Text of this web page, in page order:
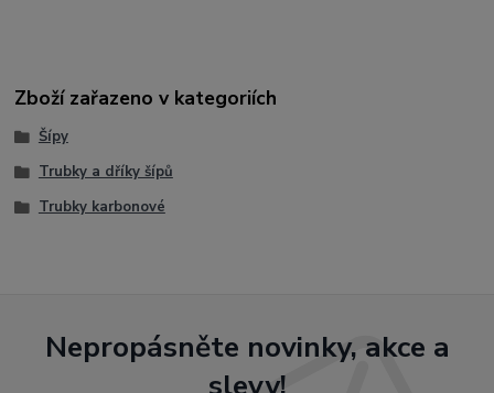
Zboží zařazeno v kategoriích
Šípy
Trubky a dříky šípů
Trubky karbonové
Nepropásněte novinky, akce a